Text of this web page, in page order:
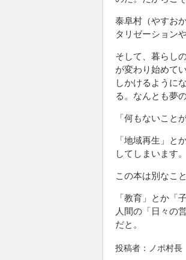
泰阜村（やすお
タリゼーション
そして、暮らし
が変わり始めて
しかけるように
る。なんとも夢
「何もないこと
「地域再生」と
してしまいます。
この本は別なこ
「教育」とか「
人間の「日々の
だと。
投稿者：ノボ村